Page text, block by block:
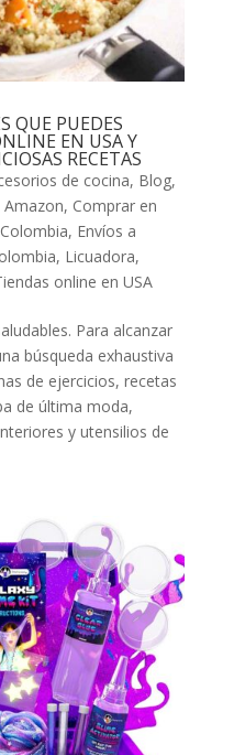
QUE PUEDES
EN USA Y
RECETAS
de cocina, Blog,
, Comprar en
, Envíos a
, Licuadora,
online en USA
Para alcanzar
búsqueda exhaustiva
de ejercicios, recetas
de última moda,
y utensilios de